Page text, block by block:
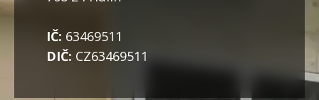
IČ: 63469511
DIČ: CZ63469511